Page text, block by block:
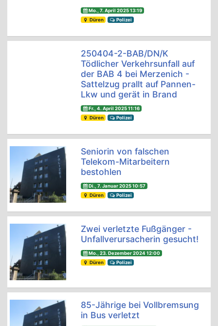
Mo., 7. April 2025 13:19
Düren
Polizei
250404-2-BAB/DN/K
Tödlicher Verkehrsunfall auf
der BAB 4 bei Merzenich -
Sattelzug prallt auf Pannen-
Lkw und gerät in Brand
Fr., 4. April 2025 11:16
Düren
Polizei
Seniorin von falschen
Telekom-Mitarbeitern
bestohlen
Di., 7. Januar 2025 10:57
Düren
Polizei
Zwei verletzte Fußgänger -
Unfallverursacherin gesucht!
Mo., 23. Dezember 2024 12:00
Düren
Polizei
85-Jährige bei Vollbremsung
in Bus verletzt